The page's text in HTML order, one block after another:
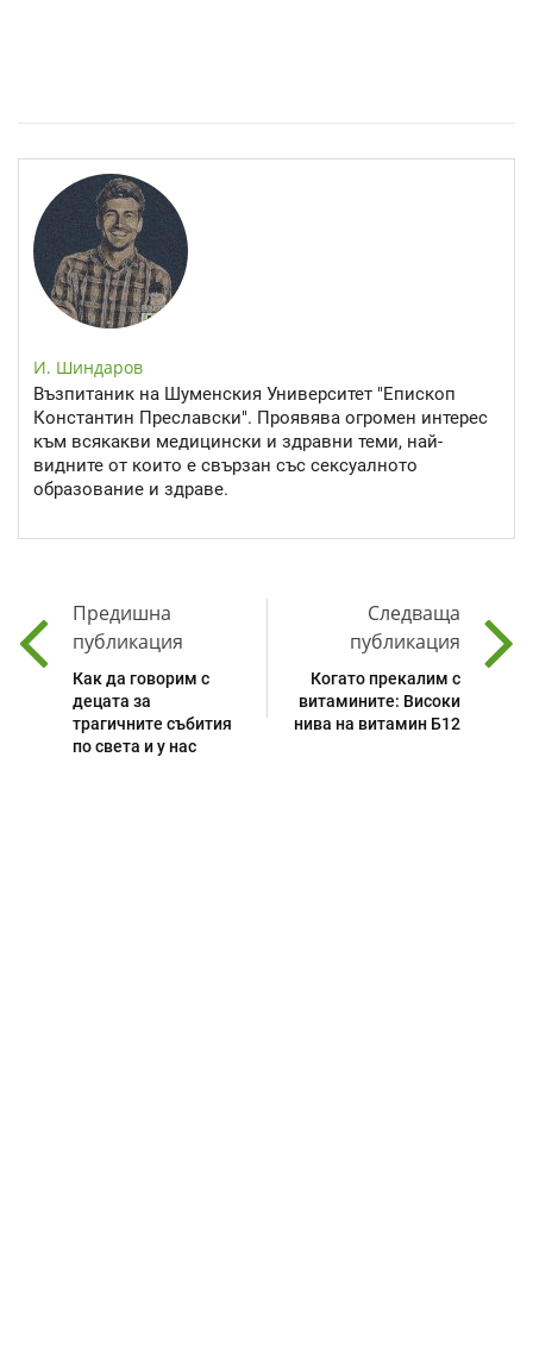
И. Шиндаров
Възпитаник на Шуменския Университет "Епископ
Константин Преславски". Проявява огромен интерес
към всякакви медицински и здравни теми, най-
видните от които е свързан със сексуалното
образование и здраве.
Предишна
публикация
Как да говорим с
децата за
трагичните събития
по света и у нас
Следваща
публикация
Когато прекалим с
витамините: Високи
нива на витамин Б12